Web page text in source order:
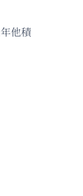
他積